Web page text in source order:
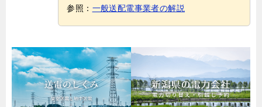
参照： 一般送配電事業者の解説